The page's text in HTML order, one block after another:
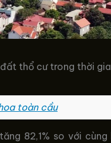
thổ cư trong thời
toàn cầu
82,1% so với